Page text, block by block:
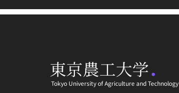
東京農工大学.
Tokyo University of Agriculture and Technology